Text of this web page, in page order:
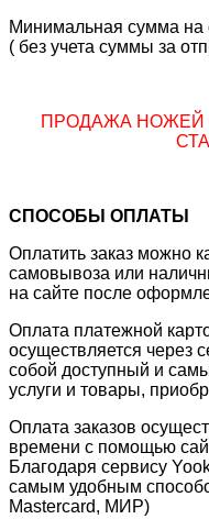
Минимальная сумма на
( без учета суммы за
ПРОДАЖА НОЖЕЙ
СПОСОБЫ ОПЛАТЫ
Оплатить заказ можно
самовывоза или
на сайте после
Оплата платежной
осуществляется через
собой доступный и
услуги и товары,
Оплата заказов
времени с помощью
Благодаря сервису
самым удобным
Mastercard, МИР)